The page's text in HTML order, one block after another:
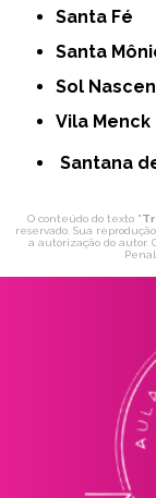
Santa Fé
Santa
Sol
Vila Menck
Santana
O conteúdo do texto "
reservado. Sua
a autorização do autor.